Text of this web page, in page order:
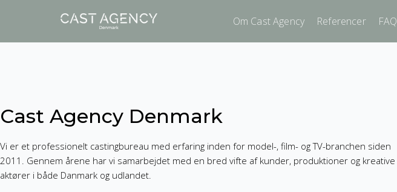
Om Cast Agency Referencer FAQ
Cast Agency Denmark
Vi er et professionelt castingbureau med erfaring inden for model-, film- og TV-branchen siden
2011. Gennem årene har vi samarbejdet med en bred vifte af kunder, produktioner og kreative
aktører i både Danmark og udlandet.